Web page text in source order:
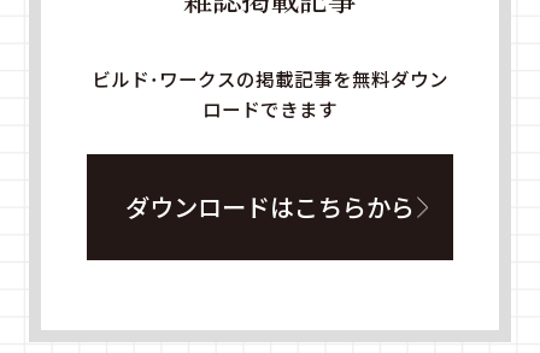
ビルド・ワークスの掲載記事を無料ダウン
ロードできます
ダウンロードはこちらから